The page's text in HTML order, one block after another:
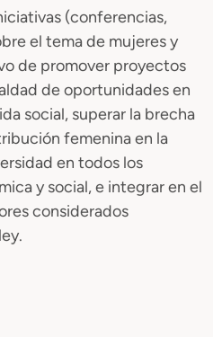
(conferencias,
el tema de mujeres y
de promover proyectos
de oportunidades en
social, superar la brecha
femenina en la
en todos los
y social, e integrar en el
considerados